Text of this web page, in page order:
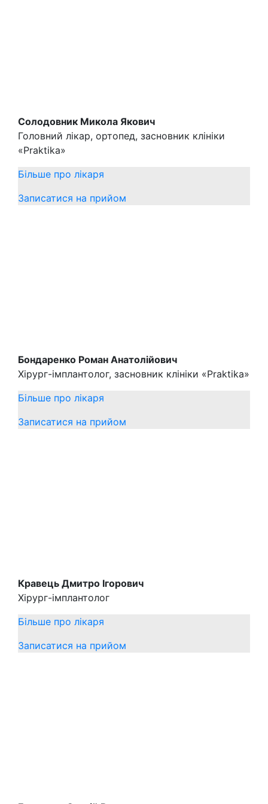
Солодовник Микола Якович
Головний лікар, ортопед, засновник клініки
«Praktika»
Більше про лікаря
Записатися на прийом
Бондаренко Роман Анатолійович
Хірург-імплантолог, засновник клініки «Praktika»
Більше про лікаря
Записатися на прийом
Кравець Дмитро Ігорович
Хірург-імплантолог
Більше про лікаря
Записатися на прийом